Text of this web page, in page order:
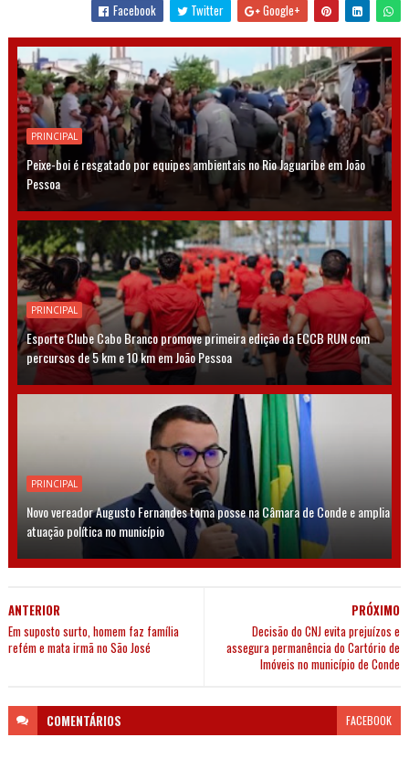
Facebook
Twitter Google+
PRINCIPAL
Peixe-boi é resgatado por equipes ambientais no Rio Jaguaribe em João
Pessoa
PRINCIPAL
Esporte Clube Cabo Branco promove primeira edição da ECCB RUN com
percursos de 5 km e 10 km em João Pessoa
PRINCIPAL
Novo vereador Augusto Fernandes toma posse na Câmara de Conde e amplia
atuação política no município
PRÓXIMO
Decisão do CNJ evita prejuízos e
assegura permanência do Cartório de
Imóveis no município de Conde
ANTERIOR
Em suposto surto, homem faz família
refém e mata irmã no São José
COMENTÁRIOS FACEBOOK